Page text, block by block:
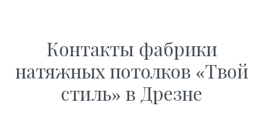
Контакты фабрики
натяжных потолков «Твой
стиль» в Дрезне